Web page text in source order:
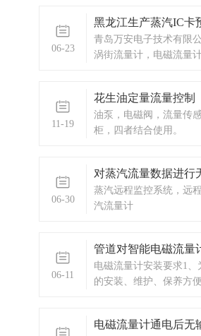
头后部产生部分真空，
出现旋涡。
06-23
黑龙江生产蒸汽IC卡
青岛万安电子技术有限
涡街流量计，电磁流量
统，蒸汽预付费系统，
表，差压式仪表，分析
设备，压力仪表等，以
11-19
花生油定量流量控制
油泵，电磁阀，流量传
柜，四者结合使用。
06-30
对蒸汽流量数据进行
蒸汽远程监控系统，远
汽流量计
06-11
管道对智能电磁流量
电磁流量计安装要求1
的安装、维护、保养方
辐射的场所3、流量计应
电磁流量计通电后无